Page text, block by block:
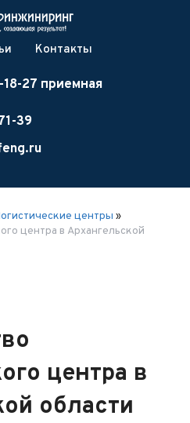
Контакты
27 приемная
39
центры »
центра в Архангельской
центра в
области